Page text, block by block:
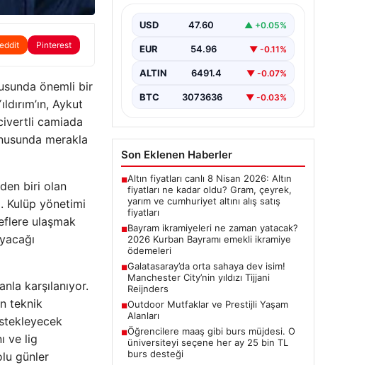
Pinterest
önemli bir
Aykut
camiada
merakla
biri olan
Kulüp yönetimi
ulaşmak
karşılanıyor.
teknik
ve lig
günler
ikramiye ödemeleri
USD 47.60 ▲ +0.05%
EUR 54.96 ▼ -0.11%
ALTIN 6491.4 ▼ -0.07%
BTC 3073636 ▼ -0.03%
Son Eklenen Haberler
■Altın fiyatları canlı 8 Nisan 2026: Altın
fiyatları ne kadar oldu? Gram, çeyrek,
yarım ve cumhuriyet altını alış satış
fiyatları
■Bayram ikramiyeleri ne zaman yatacak?
2026 Kurban Bayramı emekli ikramiye
ödemeleri
■Galatasaray’da orta sahaya dev isim!
Manchester City’nin yıldızı Tijjani
Reijnders
■Outdoor Mutfaklar ve Prestijli Yaşam
Alanları
■Öğrencilere maaş gibi burs müjdesi. O
üniversiteyi seçene her ay 25 bin TL
burs desteği